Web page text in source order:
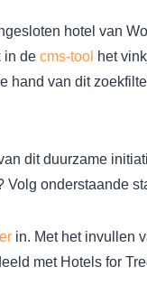
hotel van
in de cms-tool het
hand van dit
dit duurzame
Volg onderstaande
in. Met het invullen
met Hotels for